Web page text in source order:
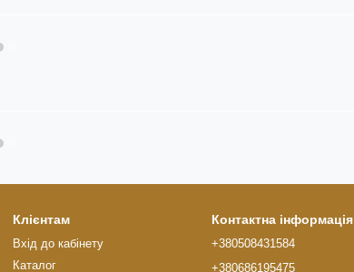
Клієнтам
Вхід до кабінету
Каталог
Контактна інформація
+380508431584
+380686195475